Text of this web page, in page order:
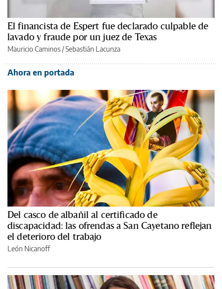
El financista de Espert fue declarado culpable de
lavado y fraude por un juez de Texas
Mauricio Caminos /Sebastián Lacunza
Ahora en portada
Del casco de albañil al certificado de
discapacidad: las ofrendas a San Cayetano reflejan
el deterioro del trabajo
León Nicanoff